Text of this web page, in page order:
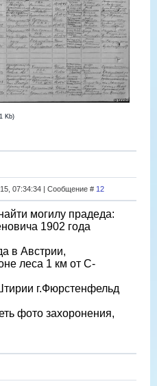
Kb)
07:34:34 | Сообщение # 12
могилу прадеда:
1902 года
в Австрии,
леса 1 км от С-
г.Фюрстенфельд
фото захоронения,